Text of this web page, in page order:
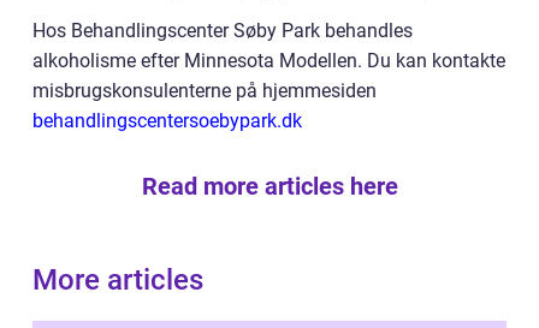
Hos Behandlingscenter Søby Park behandles
alkoholisme efter Minnesota Modellen. Du kan kontakte
misbrugskonsulenterne på hjemmesiden
behandlingscentersoebypark.dk
Read more articles here
More articles